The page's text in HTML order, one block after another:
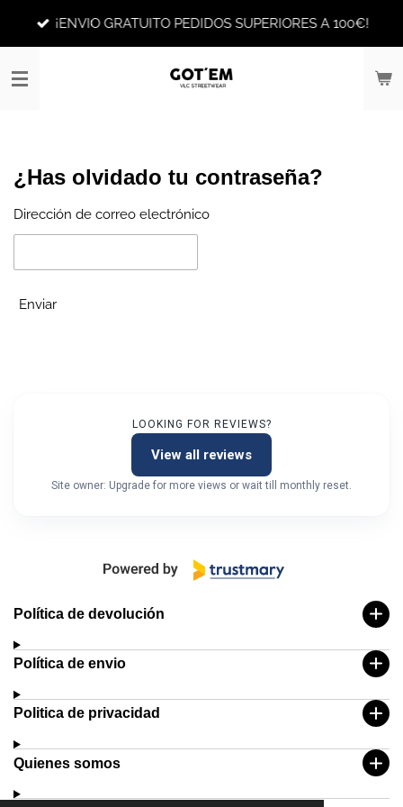
principal
¡ENVIO GRATUITO PEDIDOS SUPERIORES A 100€!
¿Has olvidado tu contraseña?
Dirección de correo electrónico
Enviar
LOOKING FOR REVIEWS?
View all reviews
Site owner: Upgrade for more views or wait till monthly reset.
Política de devolución
Política de envio
Politica de privacidad
Quienes somos